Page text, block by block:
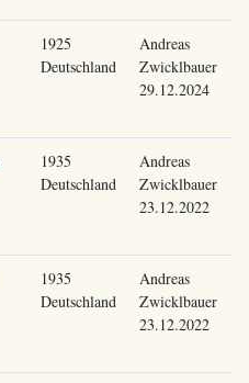
1925
Deutschland
Andreas
Zwicklbauer
29.12.2024
1935
Deutschland
Andreas
Zwicklbauer
23.12.2022
1935
Deutschland
Andreas
Zwicklbauer
23.12.2022